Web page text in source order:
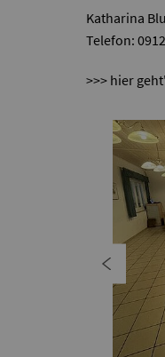
Katharina
Telefon:
>>> hier